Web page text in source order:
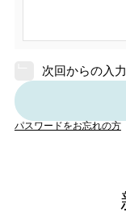
次回からの入
パスワードをお忘れの方